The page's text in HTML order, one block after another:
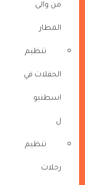
من والى
المطار
تنظيم
الحفلات في
اسطنبو
ل
تنظيم
رحلات